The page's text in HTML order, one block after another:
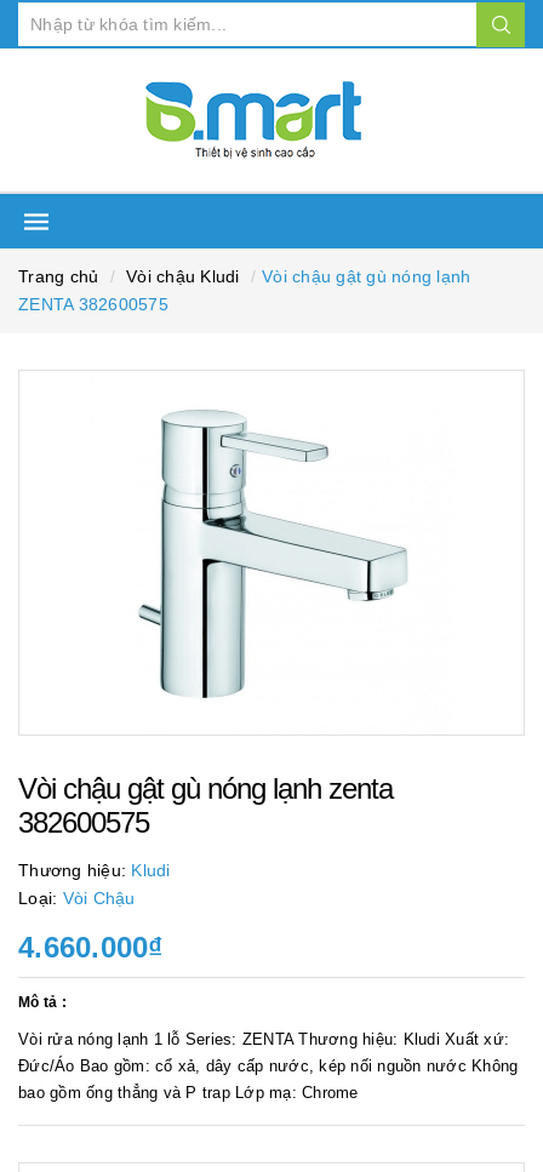
Trang chủ Vòi chậu Kludi
Vòi chậu gật gù nóng lạnh
ZENTA 382600575
Vòi chậu gật gù nóng lạnh zenta
382600575
Thương hiệu: Kludi
Loại: Vòi Chậu
4.660.000₫
Mô tả :
Vòi rửa nóng lạnh 1 lỗ Series: ZENTA Thương hiệu: Kludi Xuất xứ:
Đức/Áo Bao gồm: cổ xả, dây cấp nước, kép nối nguồn nước Không
bao gồm ống thẳng và P trap Lớp mạ: Chrome